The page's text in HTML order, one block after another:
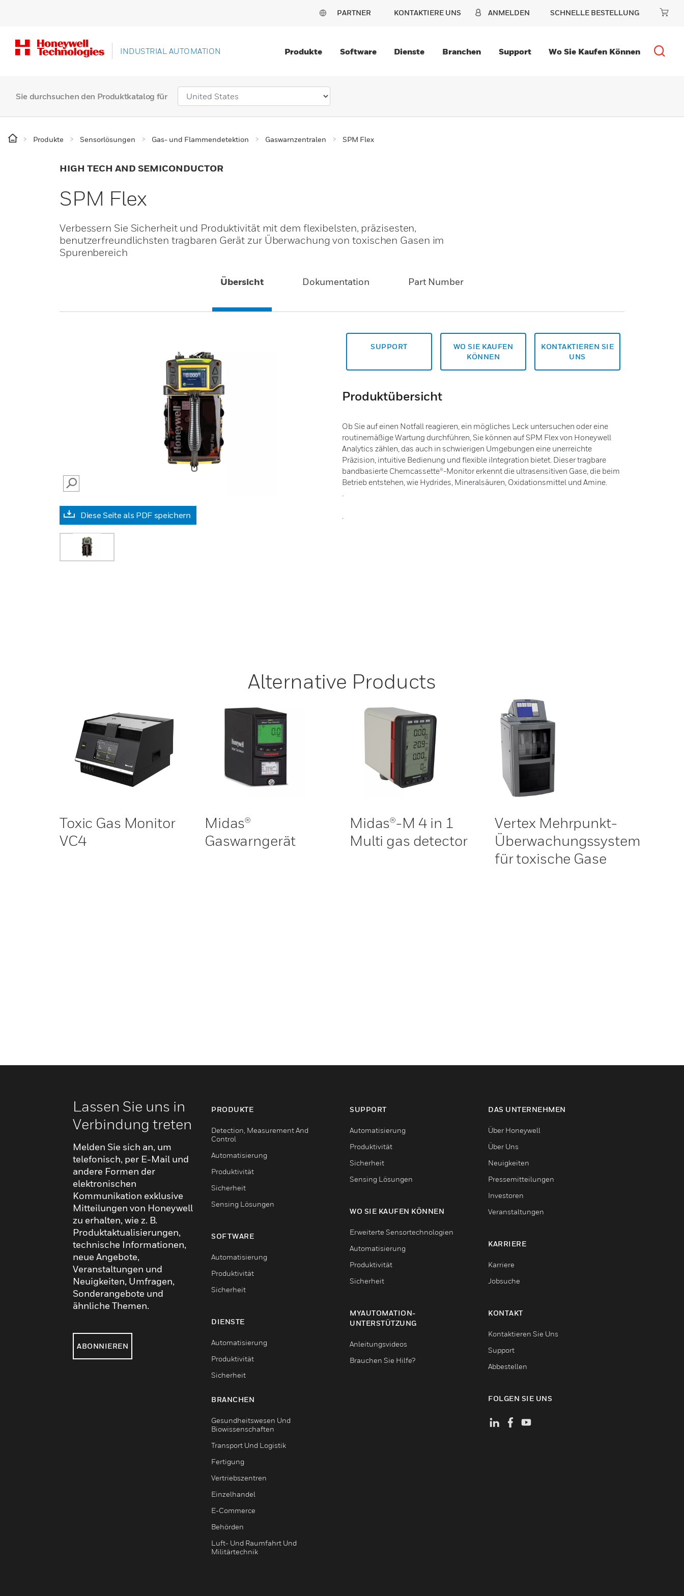
PARTNER KONTAKTIERE UNS ANMELDEN SCHNELLE BESTELLUNG
INDUSTRIAL AUTOMATION Produkte Software Dienste Branchen Support Wo Sie Kaufen Können
Sie durchsuchen den Produktkatalog für
Produkte Sensorlösungen Gas- und Flammendetektion Gaswarnzentralen SPM Flex
HIGH TECH AND SEMICONDUCTOR
SPM Flex
Verbessern Sie Sicherheit und Produktivität mit dem flexibelsten, präzisesten,
benutzerfreundlichsten tragbaren Gerät zur Überwachung von toxischen Gasen im
Spurenbereich
Übersicht Dokumentation Part Number
SEARCH
Diese Seite als PDF speichern
SUPPORT
WO SIE KAUFEN
KÖNNEN
KONTAKTIEREN SIE
UNS
Produktübersicht
Ob Sie auf einen Notfall reagieren, ein mögliches Leck untersuchen oder eine
routinemäßige Wartung durchführen, Sie können auf SPM Flex von Honeywell
Analytics zählen, das auch in schwierigen Umgebungen eine unerreichte
Präzision, intuitive Bedienung und flexible iIntegration bietet. Dieser tragbare
bandbasierte Chemcassette®-Monitor erkennt die ultrasensitiven Gase, die beim
Betrieb entstehen, wie Hydrides, Mineralsäuren, Oxidationsmittel und Amine.
Alternative Products
Toxic Gas Monitor
VC4
Midas®
Gaswarngerät
Midas®-M 4 in 1
Multi gas detector
Vertex Mehrpunkt-
Überwachungssystem
für toxische Gase
Lassen Sie uns in
Verbindung treten
Melden Sie sich an, um
telefonisch, per E-Mail und
andere Formen der
elektronischen
Kommunikation exklusive
Mitteilungen von Honeywell
zu erhalten, wie z. B.
Produktaktualisierungen,
technische Informationen,
neue Angebote,
Veranstaltungen und
Neuigkeiten, Umfragen,
Sonderangebote und
ähnliche Themen.
ABONNIEREN
PRODUKTE
Detection, Measurement And
Control
Automatisierung
Produktivität
Sicherheit
Sensing Lösungen
SOFTWARE
Automatisierung
Produktivität
Sicherheit
DIENSTE
Automatisierung
Produktivität
Sicherheit
BRANCHEN
Gesundheitswesen Und
Biowissenschaften
Transport Und Logistik
Fertigung
Vertriebszentren
Einzelhandel
E-Commerce
Behörden
Luft- Und Raumfahrt Und
Militärtechnik
SUPPORT
Automatisierung
Produktivität
Sicherheit
Sensing Lösungen
WO SIE KAUFEN KÖNNEN
Erweiterte Sensortechnologien
Automatisierung
Produktivität
Sicherheit
MYAUTOMATION-
UNTERSTÜTZUNG
Anleitungsvideos
Brauchen Sie Hilfe?
DAS UNTERNEHMEN
Über Honeywell
Über Uns
Neuigkeiten
Pressemitteilungen
Investoren
Veranstaltungen
KARRIERE
Karriere
Jobsuche
KONTAKT
Kontaktieren Sie Uns
Support
Abbestellen
FOLGEN SIE UNS